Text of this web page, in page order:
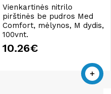
Vienkartinės nitrilo
pirštinės be pudros Med
Comfort, mėlynos, M dydis,
100vnt.
10.26€